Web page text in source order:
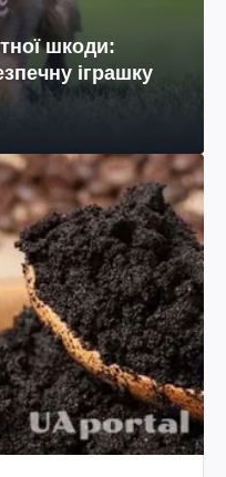
шкоди:
іграшку